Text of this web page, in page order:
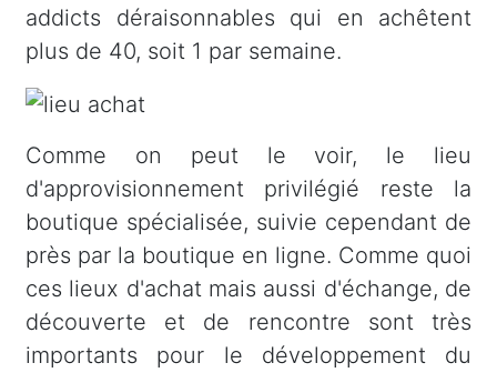
addicts déraisonnables qui en achêtent
plus de 40, soit 1 par semaine.
Comme on peut le voir, le lieu
d'approvisionnement privilégié reste la
boutique spécialisée, suivie cependant de
près par la boutique en ligne. Comme quoi
ces lieux d'achat mais aussi d'échange, de
découverte et de rencontre sont très
importants pour le développement du